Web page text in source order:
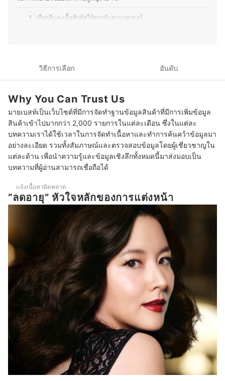
ที่หาได้ในญี่ปุ่น และปรับรสชาติให้เข้ากับวัฒนธรรมการกิน
1 เลือกสีและเนื้อสัมผัสให้ตรงกับคาแรคเตอร์
วิธีการเลือก อันดับ
Why You Can Trust Us
มายเบสท์เป็นเว็บไซต์ที่มีการจัดทำฐานข้อมูลสินค้าที่มีการเพิ่มข้อมูล
สินค้าเข้าไปมากกว่า 2,000 รายการในแต่ละเดือน ซึ่งในแต่ละ
บทความเราได้ใช้เวลาในการจัดทำเนื้อหาและทำการค้นคว้าข้อมูลมา
อย่างละเอียด รวมทั้งสัมภาษณ์และตรวจสอบข้อมูลโดยผู้เชี่ยวชาญใน
แต่ละด้าน เพื่อนำความรู้และข้อมูลเชิงลึกทั้งหมดนี้มาส่งมอบเป็น
บทความที่ผู้อ่านสามารถเชื่อถือได้
แจ้งเนื้อหาผิดพลาด
“ลดอายุ” หัวใจหลักของการแต่งหน้า